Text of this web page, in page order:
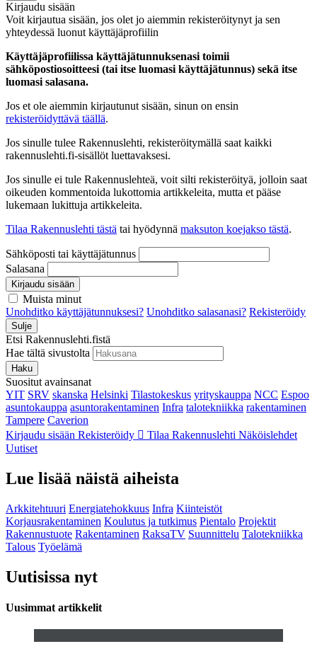
Kirjaudu sisään
Voit kirjautua sisään, jos olet jo aiemmin rekisteröitynyt ja sen
yhteydessä luonut käyttäjäprofiilin
Käyttäjäprofiilissa käyttäjätunnuksenasi toimii
sähköpostiosoitteesi (tai itse luomasi käyttäjätunnus) sekä itse
luomasi salasana.
Jos et ole aiemmin kirjautunut sisään, sinun on ensin
rekisteröidyttävä täällä.
Jos sinulle tulee Rakennuslehti, rekisteröitymällä saat kaikki
rakennuslehti.fi-sisällöt luettavaksesi.
Jos sinulle ei tule Rakennuslehteä, voit silti rekisteröityä, jolloin saat
oikeuden kommentoida lukottomia artikkeleita, mutta et pääse
lukemaan lukittuja artikkeleita.
Tilaa Rakennuslehti tästä tai hyödynnä maksuton koejakso tästä.
Sähköposti tai käyttäjätunnus
Salasana
Kirjaudu sisään
Muista minut
Unohditko käyttäjätunnuksesi? Unohditko salasanasi? Rekisteröidy
Sulje
Etsi Rakennuslehti.fistä
Hae tältä sivustolta
Haku
Suositut avainsanat
YIT SRV skanska Helsinki Tilastokeskus yrityskauppa NCC Espoo
asuntokauppa asuntorakentaminen Infra talotekniikka rakentaminen
Tampere Caverion
Kirjaudu sisään Rekisteröidy Tilaa Rakennuslehti Näköislehdet
Uutiset
Lue lisää näistä aiheista
Arkkitehtuuri Energiatehokkuus Infra Kiinteistöt
Korjausrakentaminen Koulutus ja tutkimus Pientalo Projektit
Rakennustuote Rakentaminen RaksaTV Suunnittelu Talotekniikka
Talous Työelämä
Uutisissa nyt
Uusimmat artikkelit